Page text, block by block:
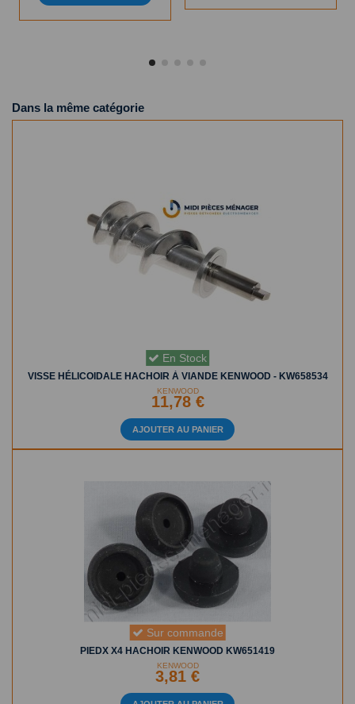
Dans la même catégorie
En Stock
VISSE HÉLICOIDALE HACHOIR À VIANDE KENWOOD - KW658534
KENWOOD
11,78 €
AJOUTER AU PANIER
Sur commande
PIEDX X4 HACHOIR KENWOOD KW651419
KENWOOD
3,81 €